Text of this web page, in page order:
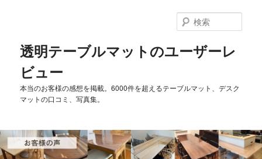
透明テーブルマットのユーザーレ
ビュー
本当のお客様の感想を掲載。6000件を超えるテーブルマット、デスク
マットの口コミ、写真集。
索